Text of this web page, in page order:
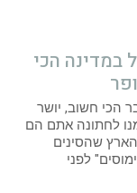
במדינה הכי
הכי חשוב, יושר
לחתונה אתם הם
שהסינים
לפני